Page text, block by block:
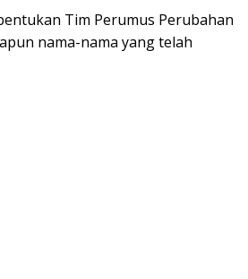
Tim Perumus Perubahan
nama-nama yang telah